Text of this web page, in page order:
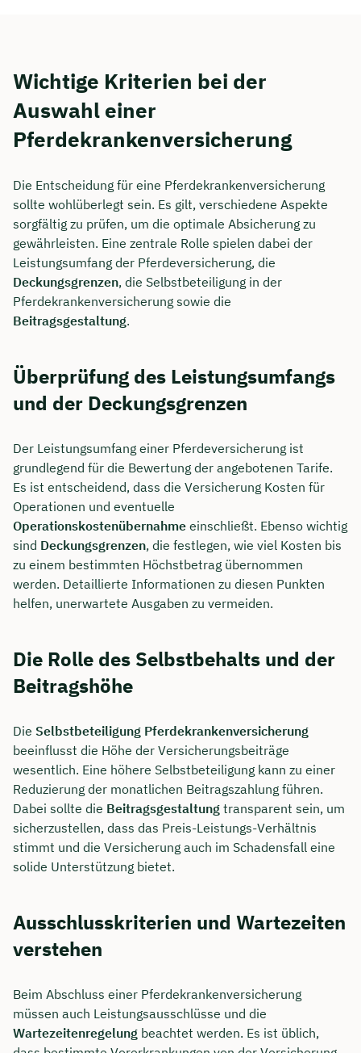
Wichtige Kriterien bei der
Auswahl einer
Pferdekrankenversicherung
Die Entscheidung für eine Pferdekrankenversicherung
sollte wohlüberlegt sein. Es gilt, verschiedene Aspekte
sorgfältig zu prüfen, um die optimale Absicherung zu
gewährleisten. Eine zentrale Rolle spielen dabei der
Leistungsumfang der Pferdeversicherung, die
Deckungsgrenzen, die Selbstbeteiligung in der
Pferdekrankenversicherung sowie die
Beitragsgestaltung.
Überprüfung des Leistungsumfangs
und der Deckungsgrenzen
Der Leistungsumfang einer Pferdeversicherung ist
grundlegend für die Bewertung der angebotenen Tarife.
Es ist entscheidend, dass die Versicherung Kosten für
Operationen und eventuelle
Operationskostenübernahme einschließt. Ebenso wichtig
sind Deckungsgrenzen, die festlegen, wie viel Kosten bis
zu einem bestimmten Höchstbetrag übernommen
werden. Detaillierte Informationen zu diesen Punkten
helfen, unerwartete Ausgaben zu vermeiden.
Die Rolle des Selbstbehalts und der
Beitragshöhe
Die Selbstbeteiligung Pferdekrankenversicherung
beeinflusst die Höhe der Versicherungsbeiträge
wesentlich. Eine höhere Selbstbeteiligung kann zu einer
Reduzierung der monatlichen Beitragszahlung führen.
Dabei sollte die Beitragsgestaltung transparent sein, um
sicherzustellen, dass das Preis-Leistungs-Verhältnis
stimmt und die Versicherung auch im Schadensfall eine
solide Unterstützung bietet.
Ausschlusskriterien und Wartezeiten
verstehen
Beim Abschluss einer Pferdekrankenversicherung
müssen auch Leistungsausschlüsse und die
Wartezeitenregelung beachtet werden. Es ist üblich,
Jetzt persönliches
Ubben sichern 🤝
Wir beraten dich Montag bis Freitag von 8 bis